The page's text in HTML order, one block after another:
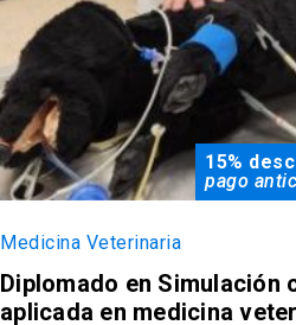
15%
pago
Medicina Veterinaria
Diplomado en Simulación
aplicada en medicina